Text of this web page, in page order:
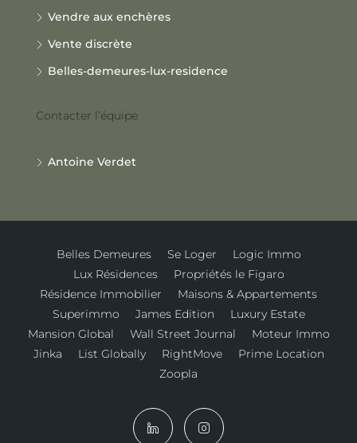
Vendre aux enchères
Vente discrète
Belles-demeures-lux-residence
Contacter l’équipe
Antoine Verdet
Belles Demeures Se Loger
Logic Immo
Lux Résidences
Propriétés le Figaro
Résidence Immobilier
Maisons & Appartements
Superimmo
James Edition
Luxury Estate
Mansion Global
Wall Street Journal
Moteur Immo
Jinka
List Globally RightMove
Prime Location
Zoopla